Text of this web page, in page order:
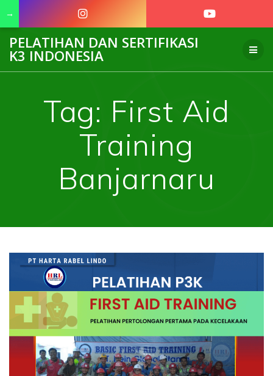
to
PELATIHAN DAN SERTIFIKASI
K3 INDONESIA
Tag: First Aid
Training
Banjarnaru
→